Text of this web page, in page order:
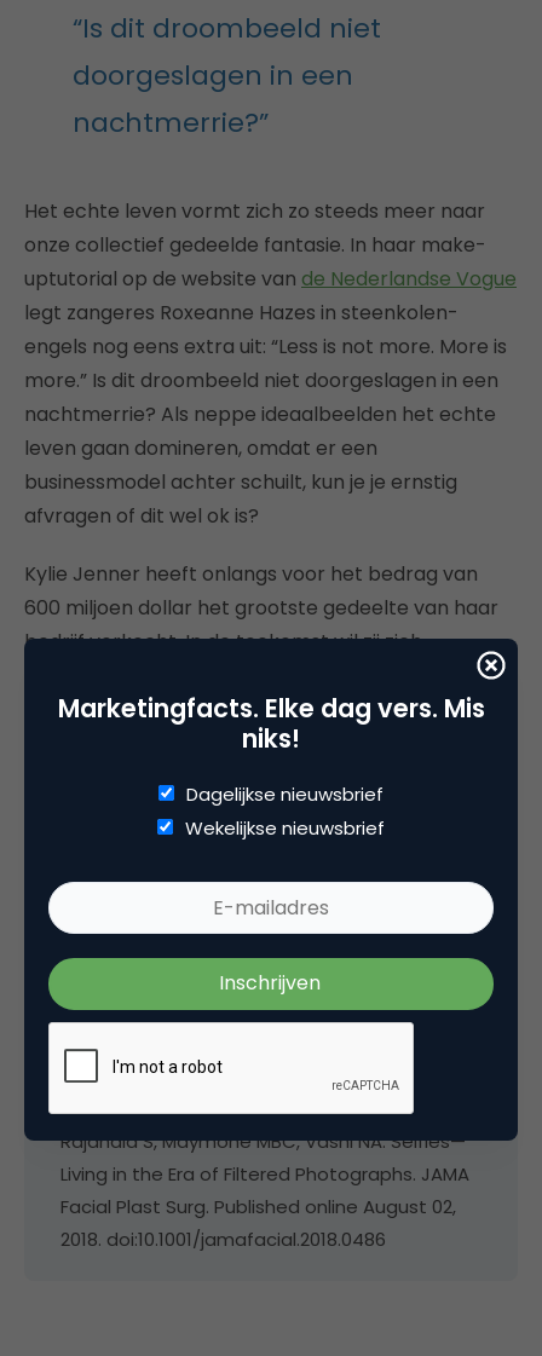
“Is dit droombeeld niet
doorgeslagen in een
nachtmerrie?”
Het echte leven vormt zich zo steeds meer naar
onze collectief gedeelde fantasie. In haar make-
uptutorial op de website van de Nederlandse Vogue
legt zangeres Roxeanne Hazes in steenkolen-
engels nog eens extra uit: “Less is not more. More is
more.” Is dit droombeeld niet doorgeslagen in een
nachtmerrie? Als neppe ideaalbeelden het echte
leven gaan domineren, omdat er een
businessmodel achter schuilt, kun je je ernstig
afvragen of dit wel ok is?
Kylie Jenner heeft onlangs voor het bedrag van
600 miljoen dollar het grootste gedeelte van haar
bedrijf verkocht. In de toekomst wil zij zich
bezighouden met schoonheidsproducten in andere
categorieën. De nieuwste hype op Instagram is de
geairbrushte vingers
het modebeeld verdwenen. Ook Kylie Jenner doet
vrolijk aan deze trend mee. Ieder lelijk eendje kan
zich dezelfde duckface laten aanmeten,
schoonheid is gedemocratiseerd. Slaan we echter
een dom gansje veranderd?
Bron
Rajanala S, Maymone MBC, Vashi NA. Selfies—
Living in the Era of Filtered Photographs. JAMA
Facial Plast Surg. Published online August 02,
2018. doi:10.1001/jamafacial.2018.0486
Marketingfacts. Elke dag vers. Mis
niks!
Dagelijkse nieuwsbrief
Wekelijkse nieuwsbrief